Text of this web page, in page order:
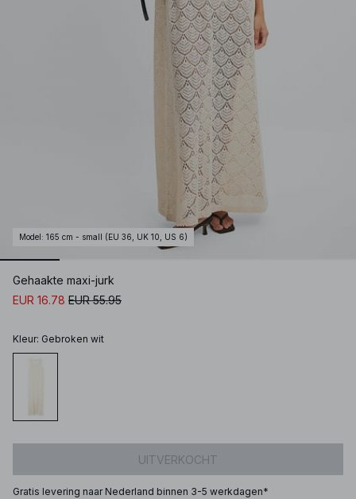
Model : 165 cm - small (EU 36, UK 10, US 6)
Gehaakte maxi-jurk
EUR 16.78 EUR 55.95
Kleur: Gebroken wit
UITVERKOCHT
Gratis levering naar Nederland binnen 3-5 werkdagen*